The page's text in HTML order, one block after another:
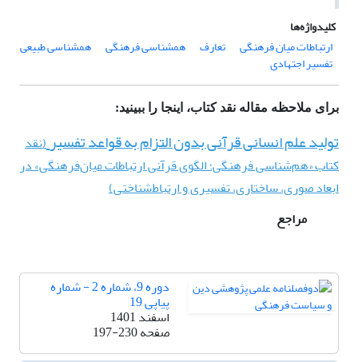
کلیدواژه‌ها
ارتباطات میان فرهنگی
تعارف همشناسی فرهنگی همشناسی طبیعی
تفسیر اجتهادی
برای ملاحظه مقاله نقد کتاب، اینجا را ببینید:
تولید علم انسانی قرآنی بدون التزام به قواعد تفسیر(نقد
کتاب «هم‌شناسی فرهنگی؛ الگوی قرآنی ارتباطات میان‌فرهنگی» در
ابعاد صوری، ساختاری، تفسیری و ارتباط‌شناختی)
مراجع
دوره 9، شماره 2 - شماره
پیاپی 19
اسفند 1401
صفحه197-230